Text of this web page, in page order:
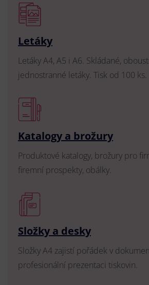
Letáky
Letáky A4, A5 i A6. Skládané,
jednostranné letáky. Tisk od 100 ks.
Katalogy a brožury
Produktové katalogy, brožury pro
firemní prospekty, obálky.
Složky a desky
Složky A4 zajistí pořádek v
profesionální prezentaci tiskovin.